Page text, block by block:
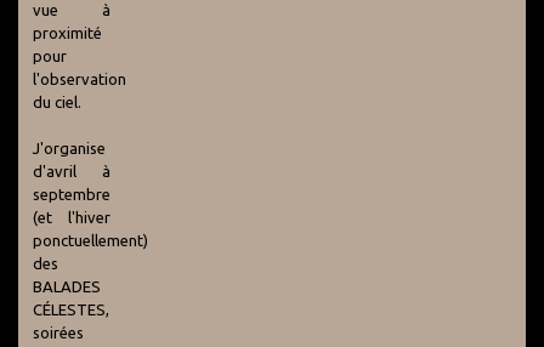
vue à
proximité
pour
l'observation
du ciel.
J'organise
d'avril à
septembre
(et l'hiver
ponctuellement)
des
BALADES
CÉLESTES,
soirées